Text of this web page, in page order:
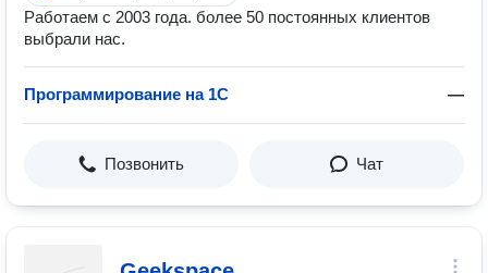
Работаем с 2003 года. более 50 постоянных клиентов
выбрали нас.
Программирование на 1C —
Позвонить Чат